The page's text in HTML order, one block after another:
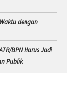
dengan
BPN Harus Jadi
Publik